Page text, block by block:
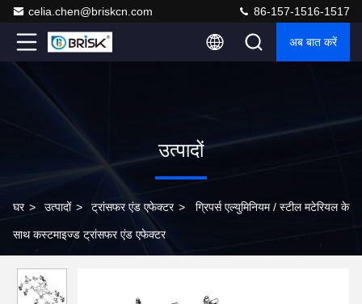
celia.chen@briskcn.com 86-157-1516-1517
अब बात करें
उत्पादों
घर > उत्पादों > ट्रांसफर एंड एफेक्टर > ग्रिपर्स एल्युमिनियम / स्टील मटेरियल के
साथ कस्टमाइज्ड ट्रांसफर एंड एफेक्टर